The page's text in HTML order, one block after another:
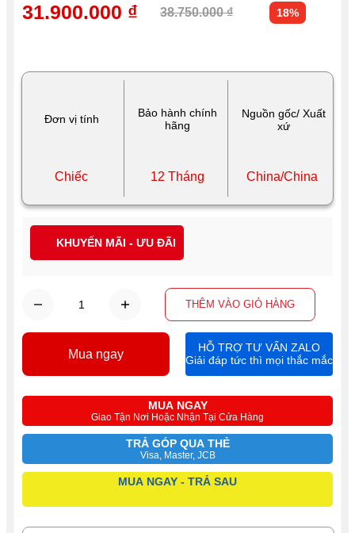
Đơn vị tính
Bảo hành chính
hãng
Nguồn gốc/ Xuất
xứ
Chiếc 12 Tháng China/China
THÊM VÀO GIỎ HÀNG
MUA NGAY
Giao Tận Nơi Hoặc Nhận Tại Cửa Hàng
TRẢ GÓP QUA THẺ
Visa, Master, JCB
MUA NGAY - TRẢ SAU
31.900.000 ₫ 38.750.000 ₫ 18%
Mua ngay
HỖ TRỢ TƯ VẤN ZALO
Giải đáp tức thì mọi thắc mắc
KHUYẾN MÃI - ƯU ĐÃI